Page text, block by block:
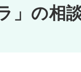
」の相